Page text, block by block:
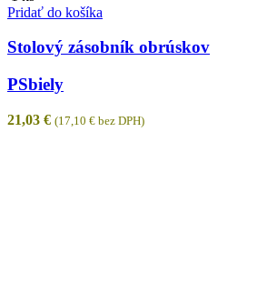
Pridať do košíka
Stolový zásobník obrúskov
PSbiely
21,03 € (17,10 € bez DPH)